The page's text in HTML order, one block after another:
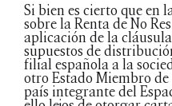
Si bien es cierto que en
sobre la Renta de No
aplicación de la
supuestos de
filial española a la
otro Estado Miembro
país integrante del